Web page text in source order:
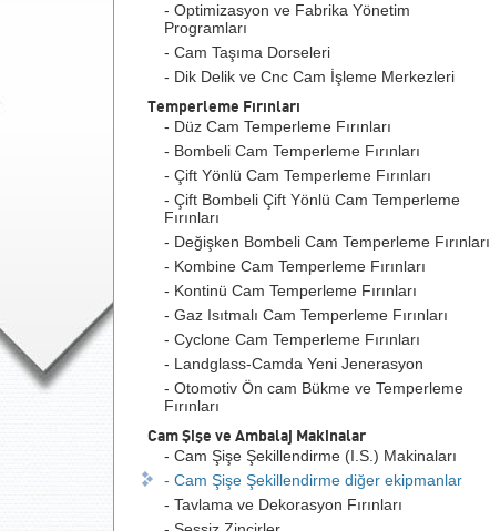
- Optimizasyon ve Fabrika Yönetim
Programları
- Cam Taşıma Dorseleri
- Dik Delik ve Cnc Cam İşleme Merkezleri
Temperleme Fırınları
- Düz Cam Temperleme Fırınları
- Bombeli Cam Temperleme Fırınları
- Çift Yönlü Cam Temperleme Fırınları
- Çift Bombeli Çift Yönlü Cam Temperleme
Fırınları
- Değişken Bombeli Cam Temperleme Fırınları
- Kombine Cam Temperleme Fırınları
- Kontinü Cam Temperleme Fırınları
- Gaz Isıtmalı Cam Temperleme Fırınları
- Cyclone Cam Temperleme Fırınları
- Landglass-Camda Yeni Jenerasyon
- Otomotiv Ön cam Bükme ve Temperleme
Fırınları
Cam Şişe ve Ambalaj Makinalar
- Cam Şişe Şekillendirme (I.S.) Makinaları
- Cam Şişe Şekillendirme diğer ekipmanlar
- Tavlama ve Dekorasyon Fırınları